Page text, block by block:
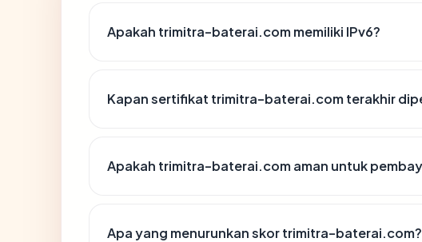
Apakah trimitra-baterai.com memiliki IPv6?
Kapan sertifikat trimitra-baterai.com terakhir
Apakah trimitra-baterai.com aman untuk
Apa yang menurunkan skor trimitra-baterai.com?